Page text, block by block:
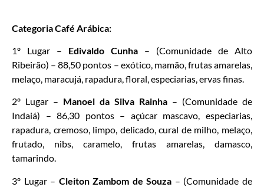
Categoria Café Arábica:
1º Lugar – Edivaldo Cunha – (Comunidade de Alto
Ribeirão) – 88,50 pontos – exótico, mamão, frutas amarelas,
melaço, maracujá, rapadura, floral, especiarias, ervas finas.
2º Lugar – Manoel da Silva Rainha – (Comunidade de
Indaiá) – 86,30 pontos – açúcar mascavo, especiarias,
rapadura, cremoso, limpo, delicado, cural de milho, melaço,
frutado, nibs, caramelo, frutas amarelas, damasco,
tamarindo.
3º Lugar – Cleiton Zambom de Souza – (Comunidade de